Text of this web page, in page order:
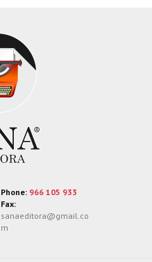
Phone: 966 105 933
Fax:
sanaeditora@gmail.co
m